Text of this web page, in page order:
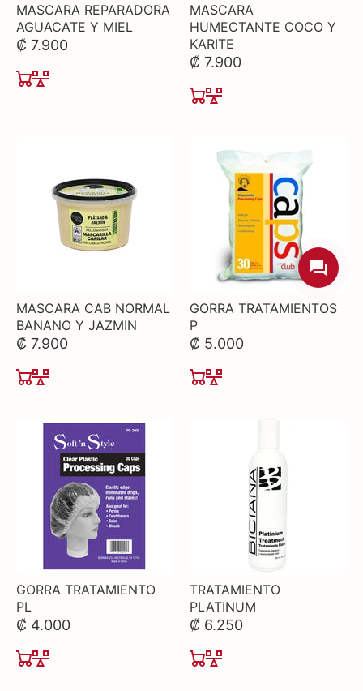
MASCARA REPARADORA
AGUACATE Y MIEL
₡ 7.900
MASCARA
HUMECTANTE COCO Y
KARITE
₡ 7.900
MASCARA CAB NORMAL
BANANO Y JAZMIN
₡ 7.900
GORRA TRATAMIENTOS
P
₡ 5.000
GORRA TRATAMIENTO
PL
₡ 4.000
TRATAMIENTO
PLATINUM
₡ 6.250